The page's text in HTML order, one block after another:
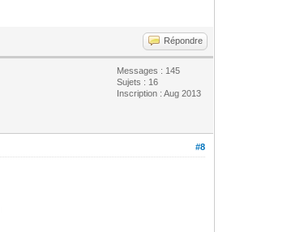
Répondre
Messages : 145
Sujets : 16
Inscription : Aug 2013
#8